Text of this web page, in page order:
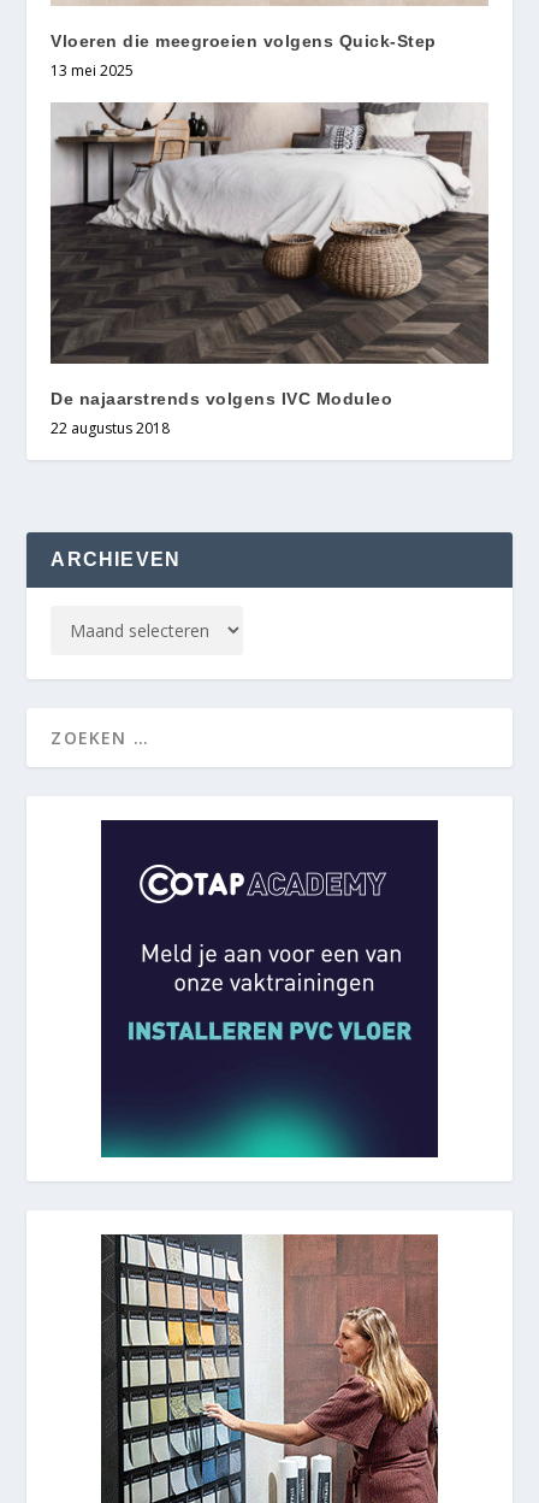
Vloeren die meegroeien volgens Quick-Step
13 mei 2025
De najaarstrends volgens IVC Moduleo
22 augustus 2018
ARCHIEVEN